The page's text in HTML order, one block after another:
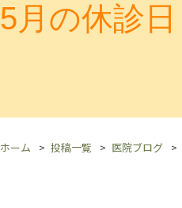
5月の休診日
ホーム 投稿一覧 医院ブログ